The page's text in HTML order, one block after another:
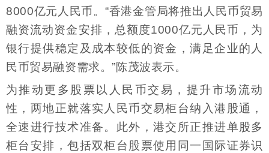
8000亿元人民币。“香港金管局将推出人民币贸易
融资流动资金安排，总额度1000亿元人民币，为
银行提供稳定及成本较低的资金，满足企业的人
民币贸易融资需求。”陈茂波表示。
为推动更多股票以人民币交易，提升市场流动
性，两地正就落实人民币交易柜台纳入港股通，
全速进行技术准备。此外，港交所正推进单股多
柜台安排，包括双柜台股票使用同一国际证券识